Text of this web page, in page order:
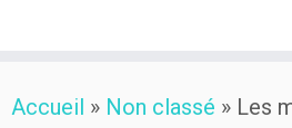
toAccueil » Non classé » Les